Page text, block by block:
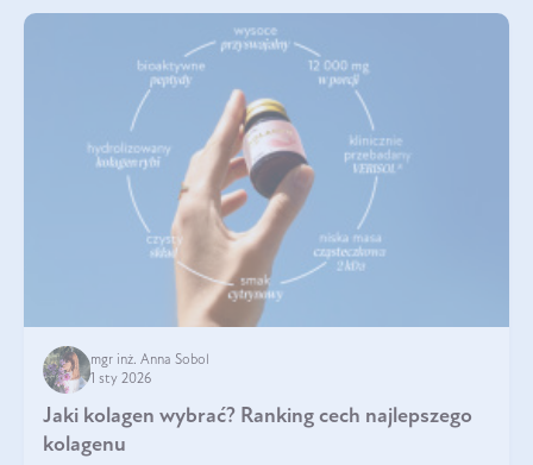
mgr inż. Anna Sobol
1 sty 2026
Jaki kolagen wybrać? Ranking cech najlepszego
kolagenu